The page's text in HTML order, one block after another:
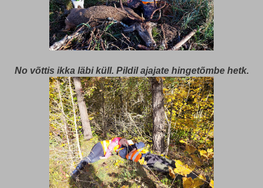
No võttis ikka läbi küll. Pildil ajajate hingetõmbe hetk.